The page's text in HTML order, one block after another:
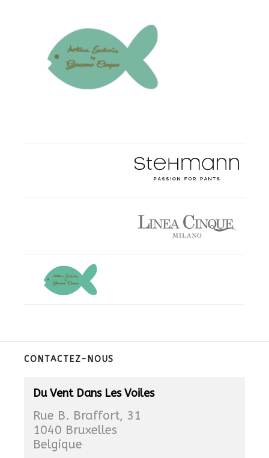
CONTACTEZ-NOUS
Du Vent Dans Les Voiles
Rue B. Braffort, 31
1040 Bruxelles
Belgique